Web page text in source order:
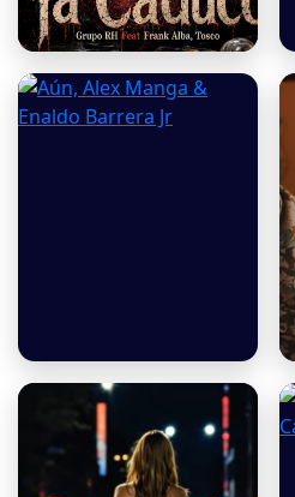
Ya Caducó - Grupo Rh
Feat Frank Alba ,
Tosco
Aún, Alex Manga &
Enaldo Barrera Jr